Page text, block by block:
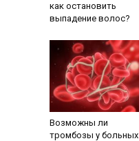
как остановить
выпадение волос?
Возможны ли
тромбозы у больных